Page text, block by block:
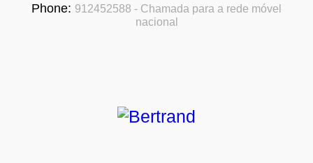
Phone: 912452588 - Chamada para a rede móvel
nacional